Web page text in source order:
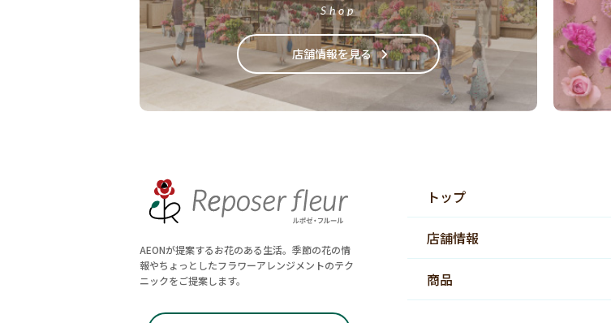
Shop
店舗情報を見る
AEONが提案するお花のある生活。季節の花の情
報やちょっとしたフラワーアレンジメントのテク
ニックをご提案します。
トップ
店舗情報
商品